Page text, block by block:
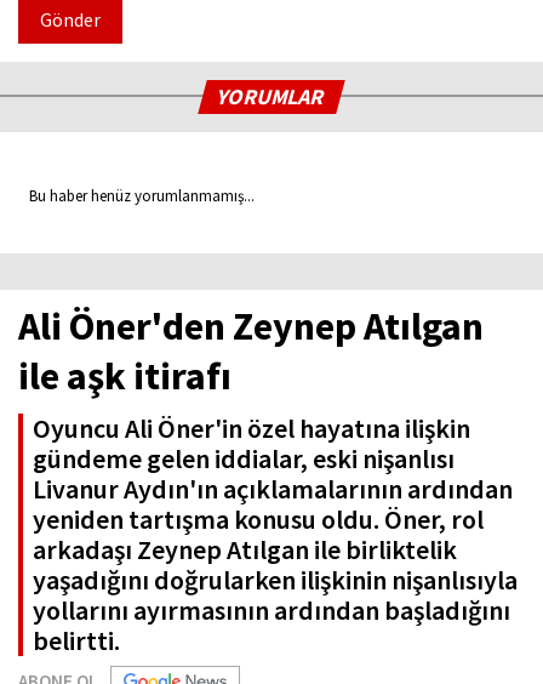
Gönder
YORUMLAR
Bu haber henüz yorumlanmamış...
Ali Öner'den Zeynep Atılgan
ile aşk itirafı
Oyuncu Ali Öner'in özel hayatına ilişkin
gündeme gelen iddialar, eski nişanlısı
Livanur Aydın'ın açıklamalarının ardından
yeniden tartışma konusu oldu. Öner, rol
arkadaşı Zeynep Atılgan ile birliktelik
yaşadığını doğrularken ilişkinin nişanlısıyla
yollarını ayırmasının ardından başladığını
belirtti.